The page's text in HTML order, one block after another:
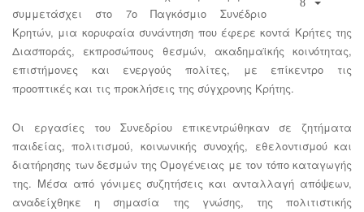
συμμετάσχει στο 7ο Παγκόσμιο Συνέδριο
Κρητών, μια κορυφαία συνάντηση που έφερε κοντά Κρήτες της
Διασποράς, εκπροσώπους θεσμών, ακαδημαϊκής κοινότητας,
επιστήμονες και ενεργούς πολίτες, με επίκεντρο τις
προοπτικές και τις προκλήσεις της σύγχρονης Κρήτης.
Οι εργασίες του Συνεδρίου επικεντρώθηκαν σε ζητήματα
παιδείας, πολιτισμού, κοινωνικής συνοχής, εθελοντισμού και
διατήρησης των δεσμών της Ομογένειας με τον τόπο καταγωγής
της. Μέσα από γόνιμες συζητήσεις και ανταλλαγή απόψεων,
αναδείχθηκε η σημασία της γνώσης, της πολιτιστικής